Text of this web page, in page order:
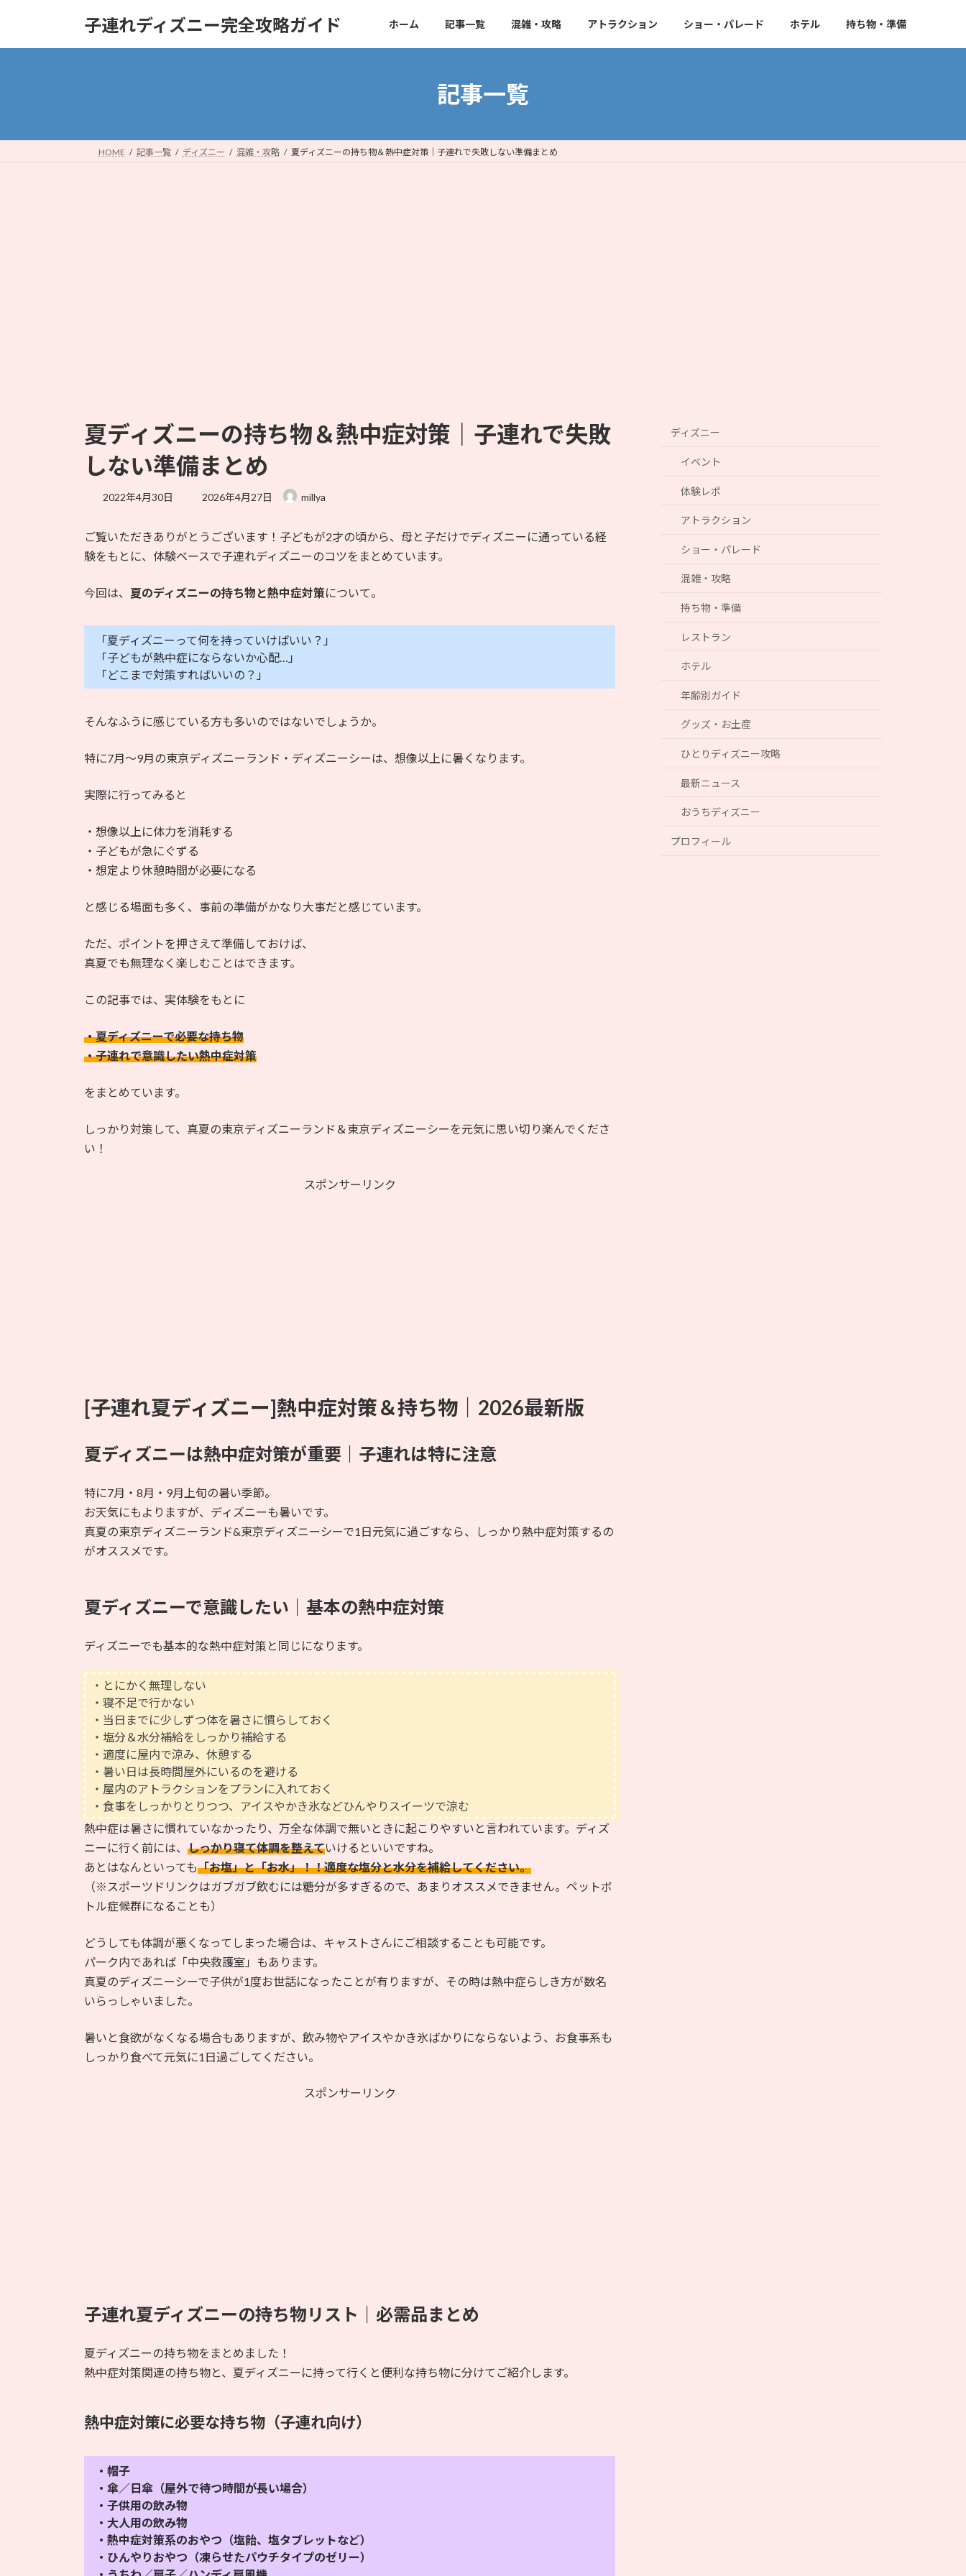
子連れディズニー完全攻略ガイド ホーム 記事一覧 混雑・攻略 アトラクション ショー・パレード ホテル 持ち物・準備
記事一覧
HOME 記事一覧 ディズニー 混雑・攻略 夏ディズニーの持ち物＆熱中症対策｜子連れで失敗しない準備まとめ
夏ディズニーの持ち物＆熱中症対策｜子連れで失敗
しない準備まとめ
2022年4月30日
最
新
日
2026年4月27日 millya
ご覧いただきありがとうございます！子どもが2才の頃から、母と子だけでディズニーに通っている経
験をもとに、体験ベースで子連れディズニーのコツをまとめています。
今回は、 夏のディズニーの持ち物と熱中症対策について。
「夏ディズニーって何を持っていけばいい？」
「子どもが熱中症にならないか心配…」
「どこまで対策すればいいの？」
そんなふうに感じている方も多いのではないでしょうか。
特に7月〜9月の東京ディズニーランド・ディズニーシーは、想像以上に暑くなります。
実際に行ってみると
・想像以上に体力を消耗する
・子どもが急にぐずる
・想定より休憩時間が必要になる
と感じる場面も多く、事前の準備がかなり大事だと感じています。
ただ、ポイントを押さえて準備しておけば、
真夏でも無理なく楽しむことはできます。
この記事では、実体験をもとに
・夏ディズニーで必要な持ち物
・子連れで意識したい熱中症対策
をまとめています。
しっかり対策して、真夏の東京ディズニーランド＆東京ディズニーシーを元気に思い切り楽んでくださ
い！
スポンサーリンク
[子連れ夏ディズニー]熱中症対策＆持ち物｜2026最新版
夏ディズニーは熱中症対策が重要｜子連れは特に注意
特に7月・8月・9月上旬の暑い季節。
お天気にもよりますが、ディズニーも暑いです。
真夏の東京ディズニーランド&東京ディズニーシーで1日元気に過ごすなら、しっかり熱中症対策するの
がオススメです。
夏ディズニーで意識したい｜基本の熱中症対策
ディズニーでも基本的な熱中症対策と同じになります。
・とにかく無理しない
・寝不足で行かない
・当日までに少しずつ体を暑さに慣らしておく
・塩分＆水分補給をしっかり補給する
・適度に屋内で涼み、休憩する
・暑い日は長時間屋外にいるのを避ける
・屋内のアトラクションをプランに入れておく
・食事をしっかりとりつつ、アイスやかき氷などひんやりスイーツで涼む
熱中症は暑さに慣れていなかったり、万全な体調で無いときに起こりやすいと言われています。ディズ
ニーに行く前には、 しっかり寝て体調を整えていけるといいですね。
あとはなんといっても「お塩」と「お水」！！適度な塩分と水分を補給してください。
（※スポーツドリンクはガブガブ飲むには糖分が多すぎるので、あまりオススメできません。ペットボ
トル症候群になることも）
どうしても体調が悪くなってしまった場合は、キャストさんにご相談することも可能です。
パーク内であれば「中央救護室」もあります。
真夏のディズニーシーで子供が1度お世話になったことが有りますが、その時は熱中症らしき方が数名
いらっしゃいました。
暑いと食欲がなくなる場合もありますが、飲み物やアイスやかき氷ばかりにならないよう、お食事系も
しっかり食べて元気に1日過ごしてください。
スポンサーリンク
子連れ夏ディズニーの持ち物リスト｜必需品まとめ
夏ディズニーの持ち物をまとめました！
熱中症対策関連の持ち物と、夏ディズニーに持って行くと便利な持ち物に分けてご紹介します。
熱中症対策に必要な持ち物（子連れ向け）
・帽子
・傘／日傘（屋外で待つ時間が長い場合）
・子供用の飲み物
・大人用の飲み物
・熱中症対策系のおやつ（塩飴、塩タブレットなど）
・ひんやりおやつ（凍らせたパウチタイプのゼリー）
ディズニー
イベント
体験レポ
アトラクション
ショー・パレード
混雑・攻略
持ち物・準備
レストラン
ホテル
年齢別ガイド
グッズ・お土産
ひとりディズニー攻略
最新ニュース
おうちディズニー
プロフィール